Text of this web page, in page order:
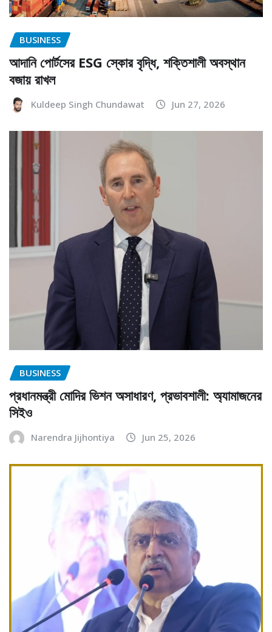
BUSINESS
আদানি পোর্টসের ESG স্কোর বৃদ্ধি, শক্তিশালী অবস্থান
বজায় রাখল
Kuldeep Singh Chundawat Jun 27, 2026
BUSINESS
প্রধানমন্ত্রী মোদির ভিশন অসাধারণ, প্রভাবশালী: অ্যামাজনের
সিইও
Narendra Jijhontiya Jun 25, 2026